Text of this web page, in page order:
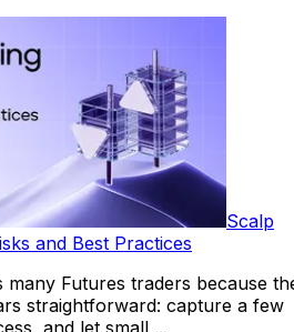
Scalp
and Best Practices
many Futures traders because
straightforward: capture a few
and let small ...